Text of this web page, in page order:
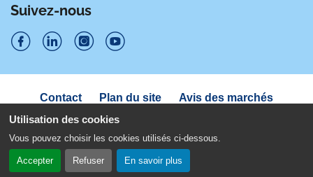
Utilisation des cookies
Vous pouvez choisir les cookies utilisés ci-dessous.
Accepter Refuser En savoir plus
Suivez-nous
i
v
e
u
i
v
e
u
i
v
e
u
i
v
Navigation
sous
pied
de
page
Contact Plan du site
Avis des marchés
Déclaration d'accessibilité
Politique de confidentialité
Mentions légales
Gestion des cookies